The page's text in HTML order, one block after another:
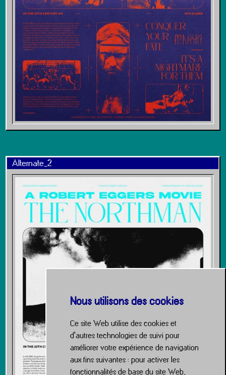
Nous utilisons des cookies
Ce site Web utilise des cookies et
d'autres technologies de suivi pour
améliorer votre expérience de navigation
aux fins suivantes : pour activer les
fonctionnalités de base du site Web,
Alternate_2